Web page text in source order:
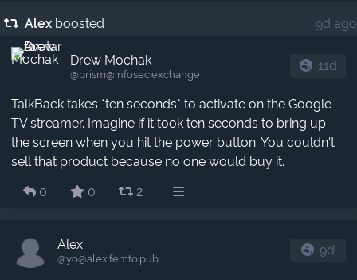
Alex boosted 9d ago
Drew Mochak
@prism​@infosec.exchange
11d
TalkBack takes *ten seconds* to activate on the Google
TV streamer. Imagine if it took ten seconds to bring up
the screen when you hit the power button. You couldn't
sell that product because no one would buy it.
0
0 2
Alex
@yo​@alex.femto.pub
9d